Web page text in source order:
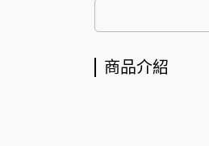
商品介紹